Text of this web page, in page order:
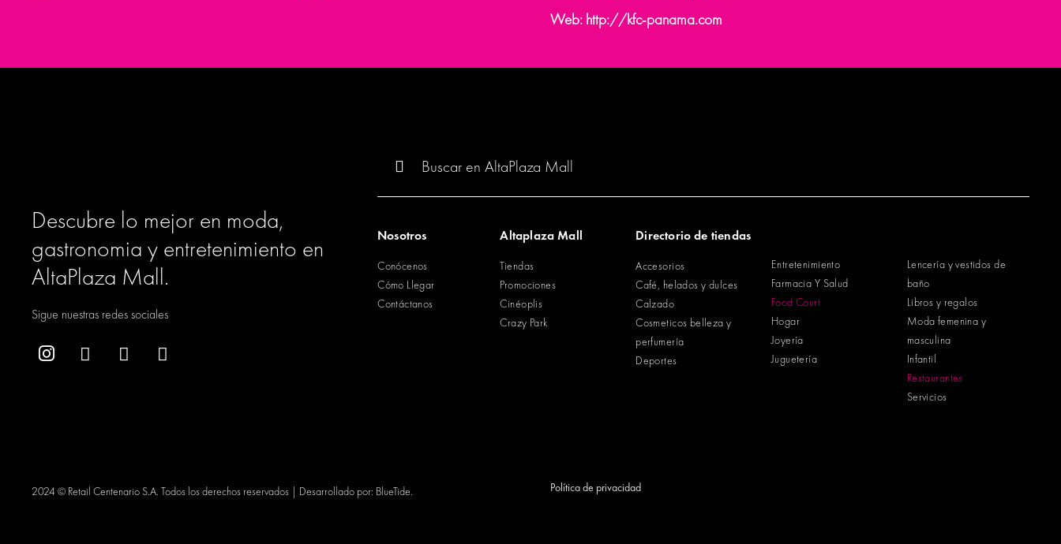
Web: http://kfc-panama.com
Descubre lo mejor en moda,
gastronomia y entretenimiento en
AltaPlaza Mall.
Sigue nuestras redes sociales
Nosotros
Conócenos
Cómo Llegar
Contáctanos
Altaplaza Mall
Tiendas
Promociones
Cinéoplis
Crazy Park
Directorio de tiendas
Accesorios
Café, helados y dulces
Calzado
Cosmeticos belleza y
perfumería
Deportes
Entretenimiento
Farmacia Y Salud
Food Court
Hogar
Joyería
Juguetería
Lencería y vestidos de
baño
Libros y regalos
Moda femenina y
masculina
Infantil
Restaurantes
Servicios
2024 © Retail Centenario S.A. Todos los derechos reservados | Desarrollado por: BlueTide. Política de privacidad